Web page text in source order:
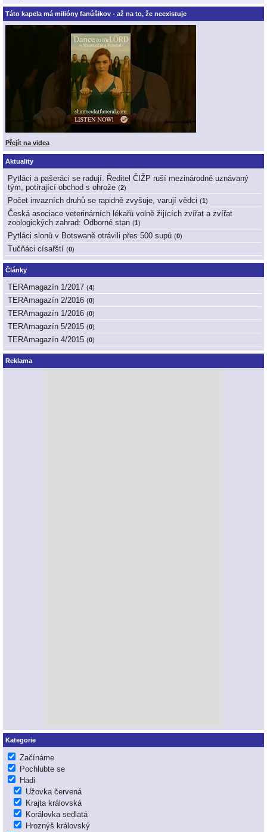
Táto kapela má milióny fanúšikov - až na to, že neexistuje
Přejít na videa
Aktuality
Pytláci a pašeráci se radují. Ředitel ČIŽP ruší mezinárodně uznávaný
tým, potírající obchod s ohrože (2)
Počet invazních druhů se rapidně zvyšuje, varují vědci (1 )
Česká asociace veterinárních lékařů volně žijících zvířat a zvířat
zoologických zahrad: Odborné stan (1 )
Pytláci slonů v Botswaně otrávili přes 500 supů (0)
Tučňáci císařští (0)
Články
TERAmagazín 1/2017 (4)
TERAmagazín 2/2016 (0)
TERAmagazín 1/2016 (0)
TERAmagazín 5/2015 (0)
TERAmagazín 4/2015 (0)
Reklama
Kategorie
Začínáme
Pochlubte se
Hadi
Užovka červená
Krajta královská
Korálovka sedlatá
Hroznýš královský